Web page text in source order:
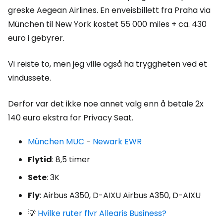
greske Aegean Airlines. En enveisbillett fra Praha via
München til New York kostet 55 000 miles + ca. 430
euro i gebyrer.
Vi reiste to, men jeg ville også ha tryggheten ved et
vindussete.
Derfor var det ikke noe annet valg enn å betale 2x
140 euro ekstra for Privacy Seat.
München MUC - Newark EWR
Flytid: 8,5 timer
Sete: 3K
Fly: Airbus A350, D-AIXU Airbus A350, D-AIXU
💡 Hvilke ruter flyr Allegris Business?